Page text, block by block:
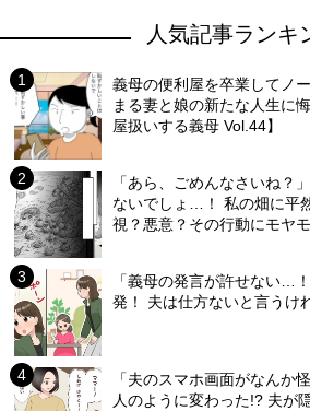
人気記事ランキ
義母の便利屋を卒業してノ
まる妻と娘の新たな人生に
屋扱いする義母 Vol.44】
「あら、ごめんなさいね？
ないでしょ…！ 私の畑に平
視？悪意？その行動にモヤ
「義母の発言が許せない…
発！ 夫は仕方ないと言うけ
「夫のスマホ画面がなんか
人のように変わった!? 夫が